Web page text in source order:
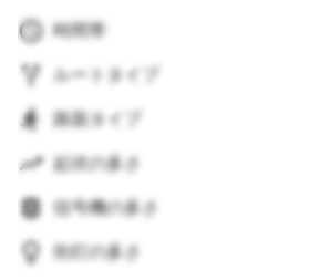
時間帯
ルートタイプ
路面タイプ
起伏の多さ
信号機の多さ
街灯の多さ